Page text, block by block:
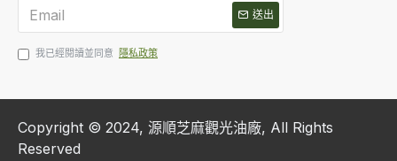
送出
我已經閱讀並同意 隱私政策
Copyright © 2024, 源順芝麻觀光油廠, All Rights
Reserved